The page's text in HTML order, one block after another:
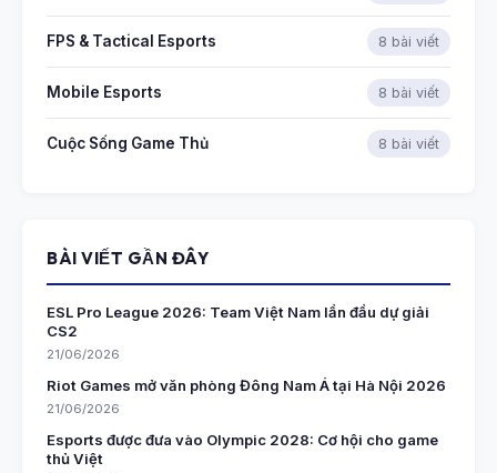
FPS & Tactical Esports 8 bài viết
Mobile Esports 8 bài viết
Cuộc Sống Game Thủ 8 bài viết
BÀI VIẾT GẦN ĐÂY
ESL Pro League 2026: Team Việt Nam lần đầu dự giải
CS2
21/06/2026
Riot Games mở văn phòng Đông Nam Á tại Hà Nội 2026
21/06/2026
Esports được đưa vào Olympic 2028: Cơ hội cho game
thủ Việt